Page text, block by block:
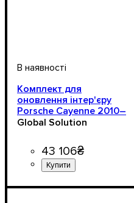
Комплект для
оновлення інтер'єру
Porsche Cayenne 2010–
2017
Global Solution
43 106₴